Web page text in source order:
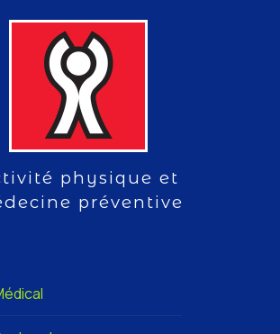
physique et
préventive